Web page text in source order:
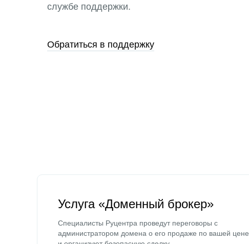
службе поддержки.
Обратиться в поддержку
Услуга «Доменный брокер»
Специалисты Руцентра проведут переговоры с
администратором домена о его продаже по вашей цене